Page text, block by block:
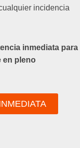
incidencia
inmediata para
en pleno